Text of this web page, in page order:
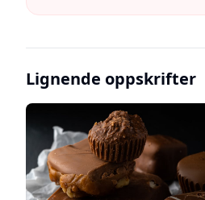
Lignende oppskrifter